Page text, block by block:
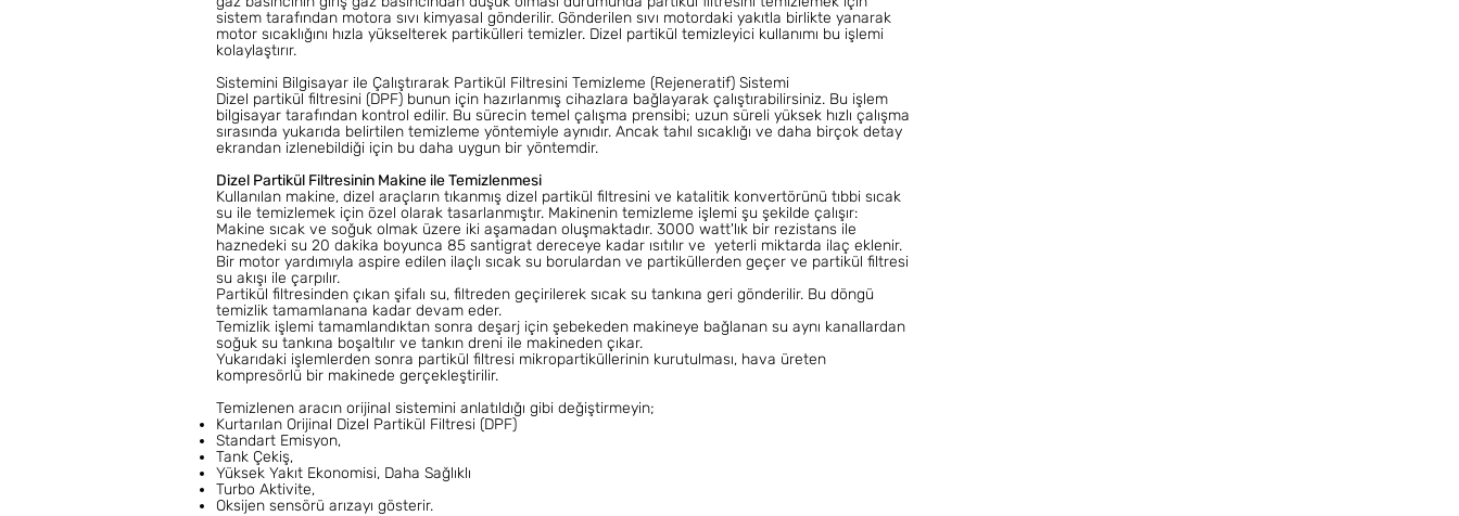
sistem tarafından motora sıvı kimyasal gönderilir. Gönderilen sıvı motordaki yakıtla birlikte yanarak
motor sıcaklığını hızla yükselterek partikülleri temizler. Dizel partikül temizleyici kullanımı bu işlemi
kolaylaştırır.
Sistemini Bilgisayar ile Çalıştırarak Partikül Filtresini Temizleme (Rejeneratif) Sistemi
Dizel partikül filtresini (DPF) bunun için hazırlanmış cihazlara bağlayarak çalıştırabilirsiniz. Bu işlem
bilgisayar tarafından kontrol edilir. Bu sürecin temel çalışma prensibi; uzun süreli yüksek hızlı çalışma
sırasında yukarıda belirtilen temizleme yöntemiyle aynıdır. Ancak tahıl sıcaklığı ve daha birçok detay
ekrandan izlenebildiği için bu daha uygun bir yöntemdir.
Dizel Partikül Filtresinin Makine ile Temizlenmesi
Kullanılan makine, dizel araçların tıkanmış dizel partikül filtresini ve katalitik konvertörünü tıbbi sıcak
su ile temizlemek için özel olarak tasarlanmıştır. Makinenin temizleme işlemi şu şekilde çalışır:
Makine sıcak ve soğuk olmak üzere iki aşamadan oluşmaktadır. 3000 watt'lık bir rezistans ile
haznedeki su 20 dakika boyunca 85 santigrat dereceye kadar ısıtılır ve yeterli miktarda ilaç eklenir.
Bir motor yardımıyla aspire edilen ilaçlı sıcak su borulardan ve partiküllerden geçer ve partikül filtresi
su akışı ile çarpılır.
Partikül filtresinden çıkan şifalı su, filtreden geçirilerek sıcak su tankına geri gönderilir. Bu döngü
temizlik tamamlanana kadar devam eder.
Temizlik işlemi tamamlandıktan sonra deşarj için şebekeden makineye bağlanan su aynı kanallardan
soğuk su tankına boşaltılır ve tankın dreni ile makineden çıkar.
Yukarıdaki işlemlerden sonra partikül filtresi mikropartiküllerinin kurutulması, hava üreten
kompresörlü bir makinede gerçekleştirilir.
Temizlenen aracın orijinal sistemini anlatıldığı gibi değiştirmeyin;
Kurtarılan Orijinal Dizel Partikül Filtresi (DPF)
Standart Emisyon,
Tank Çekiş,
Yüksek Yakıt Ekonomisi, Daha Sağlıklı
Turbo Aktivite,
Oksijen sensörü arızayı gösterir.